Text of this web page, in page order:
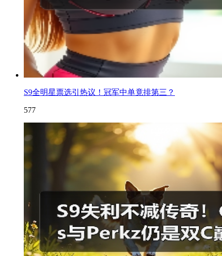
S9全明星票选引热议！冠军中单竟排第三？
577